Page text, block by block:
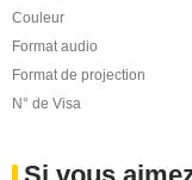
Couleur
Format audio
Format de projection
N° de Visa